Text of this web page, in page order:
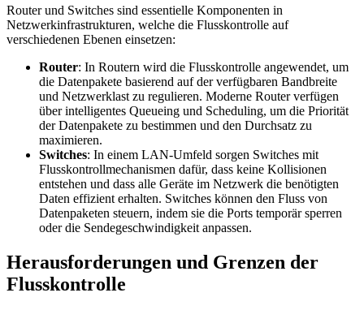
Router und Switches sind essentielle Komponenten in
Netzwerkinfrastrukturen, welche die Flusskontrolle auf
verschiedenen Ebenen einsetzen:
Router: In Routern wird die Flusskontrolle angewendet, um
die Datenpakete basierend auf der verfügbaren Bandbreite
und Netzwerklast zu regulieren. Moderne Router verfügen
über intelligentes Queueing und Scheduling, um die Priorität
der Datenpakete zu bestimmen und den Durchsatz zu
maximieren.
Switches: In einem LAN-Umfeld sorgen Switches mit
Flusskontrollmechanismen dafür, dass keine Kollisionen
entstehen und dass alle Geräte im Netzwerk die benötigten
Daten effizient erhalten. Switches können den Fluss von
Datenpaketen steuern, indem sie die Ports temporär sperren
oder die Sendegeschwindigkeit anpassen.
Herausforderungen und Grenzen der
Flusskontrolle